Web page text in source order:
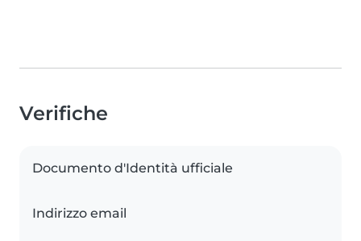
Verifiche
Documento d'Identità ufficiale
Indirizzo email